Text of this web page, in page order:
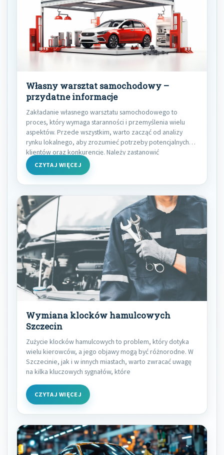
Własny warsztat samochodowy –
przydatne informacje
Zakładanie własnego warsztatu samochodowego to
proces, który wymaga staranności i przemyślenia wielu
aspektów. Przede wszystkim, warto zacząć od analizy
rynku lokalnego, aby zrozumieć potrzeby potencjalnych
klientów oraz konkurencję. Należy zastanowić
CZYTAJ WIĘCEJ
Wymiana klocków hamulcowych
Szczecin
Zużycie klocków hamulcowych to problem, który dotyka
wielu kierowców, a jego objawy mogą być różnorodne. W
Szczecinie, jak i w innych miastach, warto zwracać uwagę
na kilka kluczowych sygnałów, które
CZYTAJ WIĘCEJ